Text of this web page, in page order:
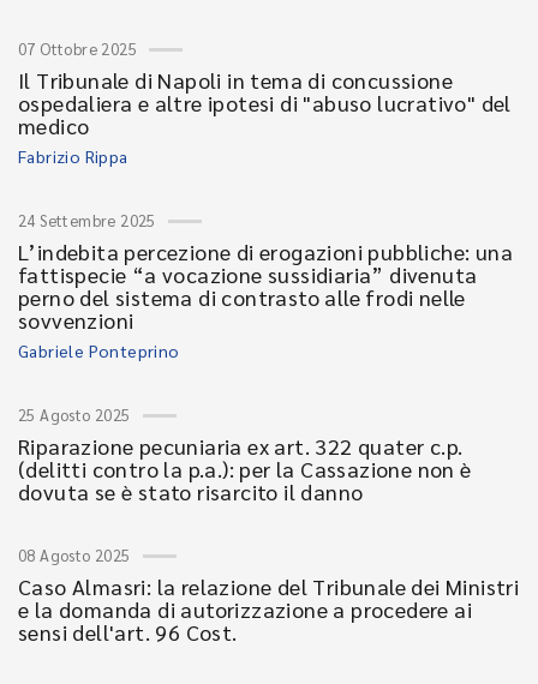
07 Ottobre 2025
Il Tribunale di Napoli in tema di concussione
ospedaliera e altre ipotesi di "abuso lucrativo" del
medico
Fabrizio Rippa
24 Settembre 2025
L’indebita percezione di erogazioni pubbliche: una
fattispecie “a vocazione sussidiaria” divenuta
perno del sistema di contrasto alle frodi nelle
sovvenzioni
Gabriele Ponteprino
25 Agosto 2025
Riparazione pecuniaria ex art. 322 quater c.p.
(delitti contro la p.a.): per la Cassazione non è
dovuta se è stato risarcito il danno
08 Agosto 2025
Caso Almasri: la relazione del Tribunale dei Ministri
e la domanda di autorizzazione a procedere ai
sensi dell'art. 96 Cost.